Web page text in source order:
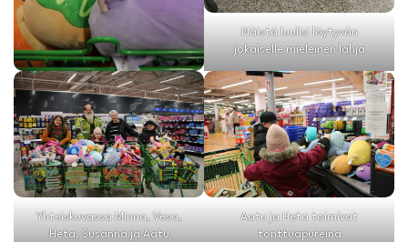
Näistä luulisi löytyvän
jokaiselle mieleinen lahja
Yhteiskuvassa Minna, Vesa,
Heta, Susanna ja Aatu
Aatu ja Heta toimivat
tonttuapureina